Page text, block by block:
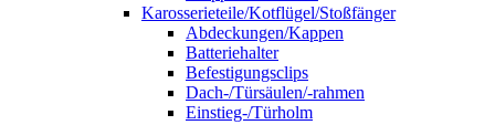
Karosserieteile/Kotflügel/Stoßfänger
Abdeckungen/Kappen
Batteriehalter
Befestigungsclips
Dach-/Türsäulen/-rahmen
Einstieg-/Türholm